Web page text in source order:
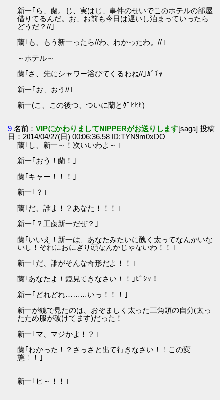
新一｢ら、蘭。じ、実はじ、事件のせいでこのホテルの部屋
借りてるんだ。お、お前も今日は遅いし泊まっていったら
どうだ？//｣
蘭｢も、もう新一ったら//わ、わかったわ。//｣
～ホテル～
蘭｢さ、先にシャワー浴びてくるわね//｣ｶﾞﾁｬ
新一｢お、おう//｣
新一(こ、この後つ、ついに蘭とｸﾞﾋﾋﾋ)
9 名前：VIPにかわりましてNIPPERがお送りします[saga] 投稿
日：2014/04/27(日) 00:06:36.58 ID:TYN9m0xDO
蘭｢し、新一～！次いいわよ～｣
新一｢おう！蘭！｣
蘭｢キャー！！！｣
新一｢？｣
蘭｢だ、誰よ！？あなた！！！｣
新一｢？工藤新一だぜ？｣
蘭｢いいえ！新一は、あなたみたいに醜く太ってなんかいな
いし！それにおにぎり頭なんかじゃないわ！！｣
新一｢だ、誰がそんな奇形だよ！！｣
蘭｢あなたよ！鏡見てきなさい！！｣ﾋﾞｼｯ！
新一｢どれどれ………いっ！！！｣
新一が鏡で見たのは、おぞましく太った三角頭の自分(太っ
たため服が破けてます)だった！
新一｢マ、マジかよ！？｣
蘭｢わかった！？さっさと出て行きなさい！！この変
態！！｣
新一｢ヒ～！！｣